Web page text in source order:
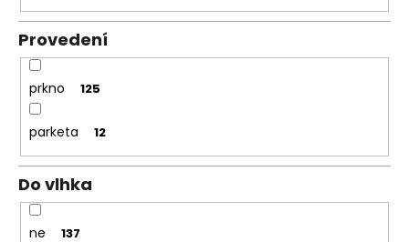
Provedení
prkno 125
parketa 12
Do vlhka
ne 137